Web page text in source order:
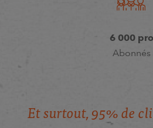
6 000 pro
Abonnés
Et surtout, 95% de cli